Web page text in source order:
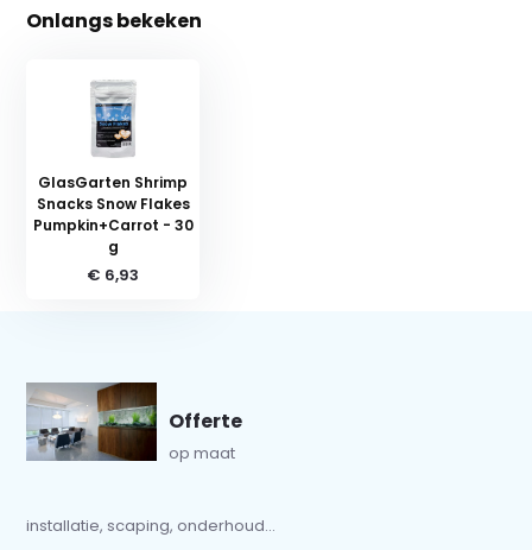
Onlangs bekeken
GlasGarten Shrimp
Snacks Snow Flakes
Pumpkin+Carrot - 30
g
€ 6,93
Offerte
op maat
installatie, scaping, onderhoud...